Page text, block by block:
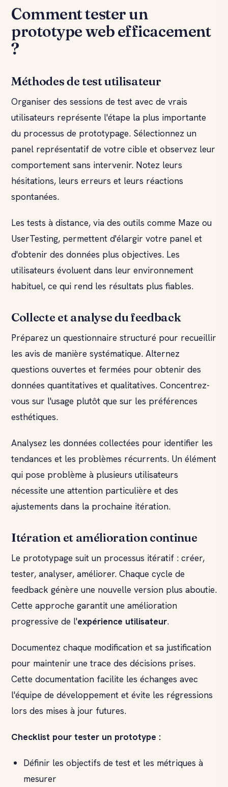
Comment tester un
prototype web efficacement
?
Méthodes de test utilisateur
Organiser des sessions de test avec de vrais
utilisateurs représente l'étape la plus importante
du processus de prototypage. Sélectionnez un
panel représentatif de votre cible et observez leur
comportement sans intervenir. Notez leurs
hésitations, leurs erreurs et leurs réactions
spontanées.
Les tests à distance, via des outils comme Maze ou
UserTesting, permettent d'élargir votre panel et
d'obtenir des données plus objectives. Les
utilisateurs évoluent dans leur environnement
habituel, ce qui rend les résultats plus fiables.
Collecte et analyse du feedback
Préparez un questionnaire structuré pour recueillir
les avis de manière systématique. Alternez
questions ouvertes et fermées pour obtenir des
données quantitatives et qualitatives. Concentrez-
vous sur l'usage plutôt que sur les préférences
esthétiques.
Analysez les données collectées pour identifier les
tendances et les problèmes récurrents. Un élément
qui pose problème à plusieurs utilisateurs
nécessite une attention particulière et des
ajustements dans la prochaine itération.
Itération et amélioration continue
Le prototypage suit un processus itératif : créer,
tester, analyser, améliorer. Chaque cycle de
feedback génère une nouvelle version plus aboutie.
Cette approche garantit une amélioration
progressive de l'expérience utilisateur.
Documentez chaque modification et sa justification
pour maintenir une trace des décisions prises.
Cette documentation facilite les échanges avec
l'équipe de développement et évite les régressions
lors des mises à jour futures.
Checklist pour tester un prototype :
Définir les objectifs de test et les métriques à
mesurer